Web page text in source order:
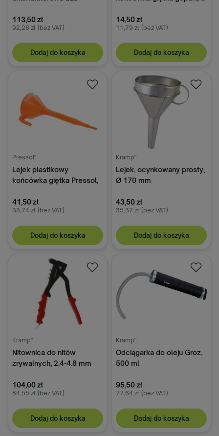
113,50 zł
92,28 zł (bez VAT)
Dodaj do koszyka
14,50 zł
11,79 zł (bez VAT)
Dodaj do koszyka
Pressol"
Lejek plastikowy
końcówka giętka Pressol,
41,50 zł
33,74 zł (bez VAT)
Dodaj do koszyka
Kramp"
Lejek, ocynkowany prosty,
Ø 170 mm
43,50 zł
35,37 zł (bez VAT)
Dodaj do koszyka
Kramp"
Nitownica do nitów
zrywalnych, 2.4-4.8 mm
104,00 zł
84,55 zł (bez VAT)
Dodaj do koszyka
Kramp"
Odciągarka do oleju Groz,
500 ml
95,50 zł
77,64 zł (bez VAT)
Dodaj do koszyka